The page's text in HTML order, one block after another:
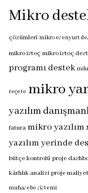
Mikro
çözümleri mikro esenyurt
mikro istoç mikro istoç
programı destek
reçete mikro
yazılım
fatura mikro
yazılım yerinde
bütçe kontrolü proje
kârlılık analizi proje
muhasebe sistemi